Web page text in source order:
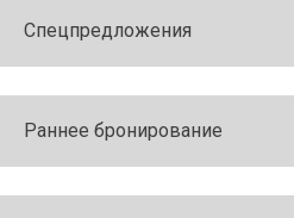
Спецпредложения
Раннее бронирование